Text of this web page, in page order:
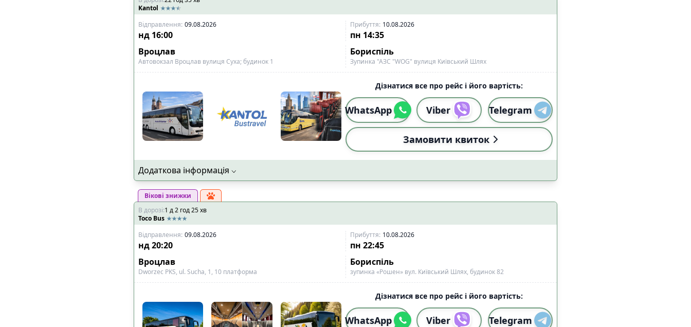
Kantol
Відправлення: 09.08.2026 Прибуття: 10.08.2026
нд 16:00 пн 14:35
Вроцлав
Бориспіль
Автовокзал Вроцлав вулиця Суха; будинок 1 Зупинка "АЗС "WOG" вулиця Київський Шлях
Дізнатися все про рейс і його вартість:
WhatsApp Viber Telegram
Замовити квиток
Додаткова інформація
Вікові знижки
В дорозі:1 д2 год25хв
Toco Bus
Відправлення: 09.08.2026 Прибуття: 10.08.2026
нд20:20 пн 22:45
Вроцлав
Бориспіль
Dworzec PKS, ul. Sucha, 1, 10 платформа зупинка «Рошен» вул. Київський Шлях, будинок 82
Дізнатися все про рейс і його вартість:
WhatsApp Viber Telegram